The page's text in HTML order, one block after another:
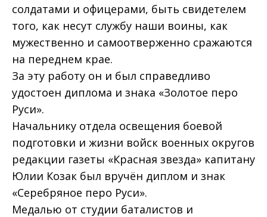
солдатами и офицерами, быть свидетелем
того, как несут службу наши воины, как
мужественно и самоотверженно сражаются
на переднем крае.
За эту работу он и был справедливо
удостоен диплома и знака «Золотое перо
Руси».
Начальнику отдела освещения боевой
подготовки и жизни войск военных округов
редакции газеты «Красная звезда» капитану
Юлии Козак был вручён диплом и знак
«Серебряное перо Руси».
Медалью от студии баталистов и